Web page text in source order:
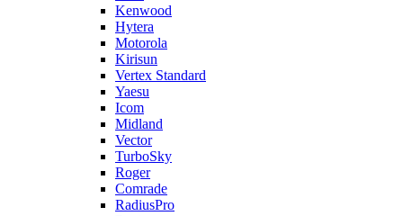
Kenwood
Hytera
Motorola
Kirisun
Vertex Standard
Yaesu
Icom
Midland
Vector
TurboSky
Roger
Comrade
RadiusPro